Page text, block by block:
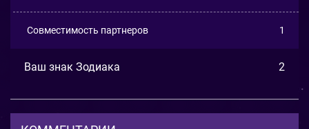
Совместимость партнеров 1
Ваш знак Зодиака 2